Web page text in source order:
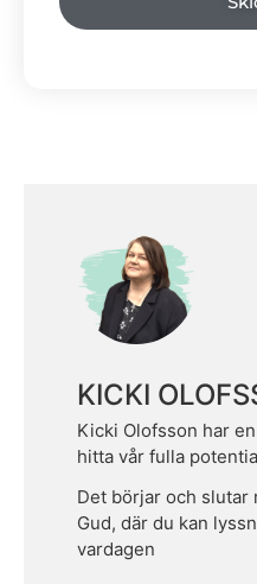
KICKI
Kicki Olofsson har
hitta vår fulla
Det börjar och slutar
Gud, där du kan
vardagen